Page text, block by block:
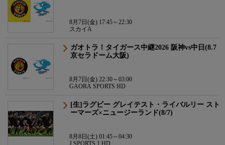
8月7日(金) 17:45～22:30
スカイA
ガオトラ！タイガース中継2026 阪神vs中日(8.7
京セラドーム大阪)
8月7日(金) 22:30～03:00
GAORA SPORTS HD
[生]ラグビー グレイテスト・ライバルリー スト
ーマーズ×ニュージーランド(8/7)
8月8日(土) 01:45～04:30
J SPORTS 1 HD